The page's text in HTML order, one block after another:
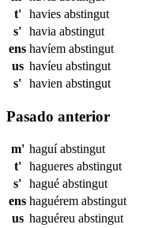
t'
havies abstingut
s' havia abstingut
ens havíem abstingut
us havíeu abstingut
s' havien abstingut
Pasado anterior
m' haguíabstingut
t'
hagueres abstingut
s' hagué abstingut
ens haguérem abstingut
us haguéreu abstingut